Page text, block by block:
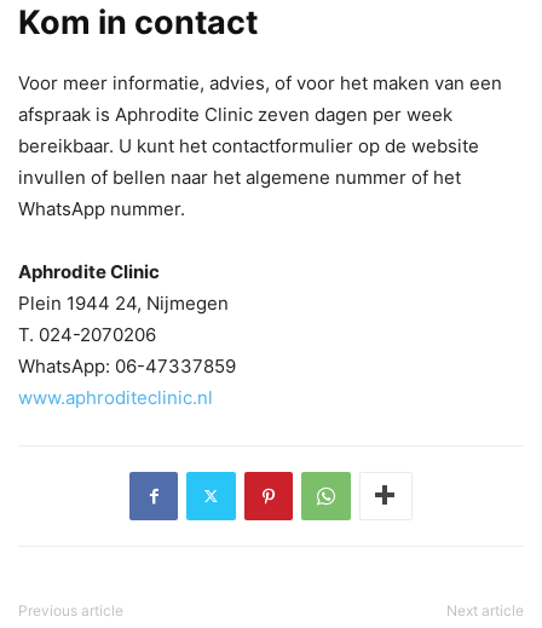
Kom in contact
Voor meer informatie, advies, of voor het maken van een
afspraak is Aphrodite Clinic zeven dagen per week
bereikbaar. U kunt het contactformulier op de website
invullen of bellen naar het algemene nummer of het
WhatsApp nummer.
Aphrodite Clinic
Plein 1944 24, Nijmegen
T. 024-2070206
WhatsApp: 06-47337859
www.aphroditeclinic.nl
Previous article Next article